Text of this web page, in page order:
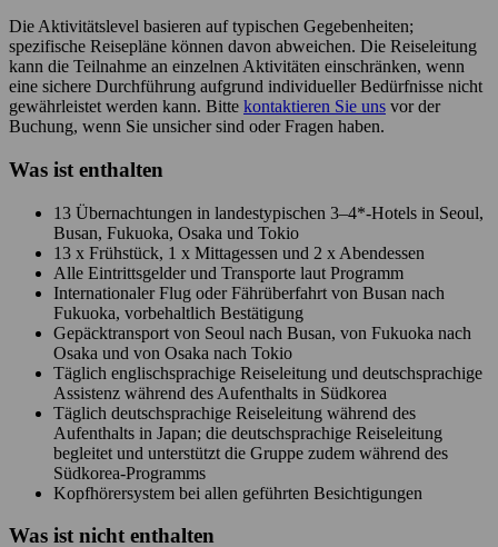
Die Aktivitätslevel basieren auf typischen Gegebenheiten;
spezifische Reisepläne können davon abweichen. Die Reiseleitung
kann die Teilnahme an einzelnen Aktivitäten einschränken, wenn
eine sichere Durchführung aufgrund individueller Bedürfnisse nicht
gewährleistet werden kann. Bitte kontaktieren Sie uns vor der
Buchung, wenn Sie unsicher sind oder Fragen haben.
Was ist enthalten
13 Übernachtungen in landestypischen 3–4*-Hotels in Seoul,
Busan, Fukuoka, Osaka und Tokio
13 x Frühstück, 1 x Mittagessen und 2 x Abendessen
Alle Eintrittsgelder und Transporte laut Programm
Internationaler Flug oder Fährüberfahrt von Busan nach
Fukuoka, vorbehaltlich Bestätigung
Gepäcktransport von Seoul nach Busan, von Fukuoka nach
Osaka und von Osaka nach Tokio
Täglich englischsprachige Reiseleitung und deutschsprachige
Assistenz während des Aufenthalts in Südkorea
Täglich deutschsprachige Reiseleitung während des
Aufenthalts in Japan; die deutschsprachige Reiseleitung
begleitet und unterstützt die Gruppe zudem während des
Südkorea-Programms
Kopfhörersystem bei allen geführten Besichtigungen
Was ist nicht enthalten